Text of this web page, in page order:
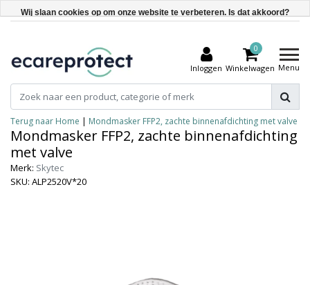
Inloggen
0
Winkelwagen Menu
Terug naar Home | Mondmasker FFP2, zachte binnenafdichting met valve
Mondmasker FFP2, zachte binnenafdichting
met valve
Merk: Skytec
SKU: ALP2520V*20
Wij slaan cookies op om onze website te verbeteren. Is dat akkoord?